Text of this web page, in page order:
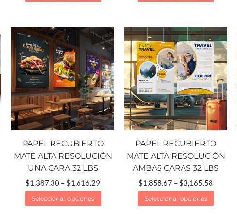
PAPEL RECUBIERTO
MATE ALTA RESOLUCIÓN
UNA CARA 32 LBS
$1,387.30 – $1,616.29
Seleccionar opciones
PAPEL RECUBIERTO
MATE ALTA RESOLUCIÓN
AMBAS CARAS 32 LBS
$1,858.67 – $3,165.58
Seleccionar opciones